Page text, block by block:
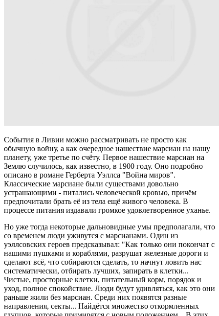
События в Ливии можно рассматривать не просто как
обычную войну, а как очередное нашествие марсиан на нашу
планету, уже третье по счёту. Первое нашествие марсиан на
Землю случилось, как известно, в 1900 году. Оно подробно
описано в романе Герберта Уэллса "Война миров".
Классические марсиане были существами довольно
устрашающими - питались человеческой кровью, причём
предпочитали брать её из тела ещё живого человека. В
процессе питания издавали громкое удовлетворенное уханье.
Но уже тогда некоторые дальновидные умы предполагали, что
со временем люди уживутся с марсианами. Один из
уэллсовских героев предсказывал: "Как только они покончат с
нашими пушками и кораблями, разрушат железные дороги и
сделают всё, что собираются сделать, то начнут ловить нас
систематически, отбирать лучших, запирать в клетки...
Чистые, просторные клетки, питательный корм, порядок и
уход, полное спокойствие. Люди будут удивляться, как это они
раньше жили без марсиан. Среди них появятся разные
направления, секты... Найдётся множество откормленных